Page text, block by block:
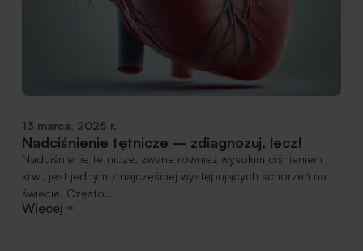
13 marca, 2025 r.
Nadciśnienie tętnicze – zdiagnozuj, lecz!
Nadciśnienie tętnicze, zwane również wysokim ciśnieniem
krwi, jest jednym z najczęściej występujących schorzeń na
świecie. Często…
Więcej